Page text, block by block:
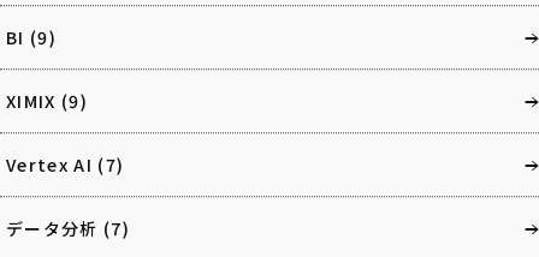
BI (9)
XIMIX (9)
Vertex AI (7)
データ分析 (7)